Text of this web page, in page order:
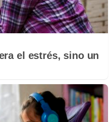
el estrés, sino un